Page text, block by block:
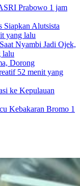
Prabowo 1 jam
Siapkan Alutsista
yang lalu
Nyambi Jadi Ojek,
lalu
Dorong
52 menit yang
ke Kepulauan
Kebakaran Bromo 1